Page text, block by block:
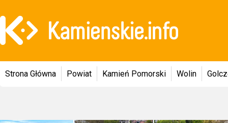
Strona Główna Powiat Kamień Pomorski Wolin